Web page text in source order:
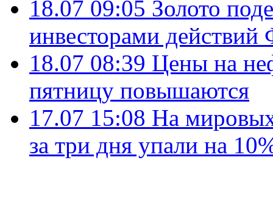
18.07 09:05 Золото
инвесторами
18.07 08:39 Цены на
пятницу повышаются
17.07 15:08 На
за три дня упали на